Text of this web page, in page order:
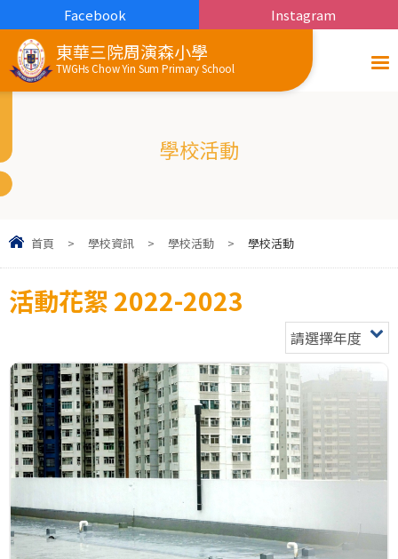
東華三院周演森小學
TWGHs Chow Yin Sum Primary School
Facebook Instagram
學校活動
首頁 > 學校資訊 > 學校活動 > 學校活動
活動花絮 2022-2023
請選擇年度